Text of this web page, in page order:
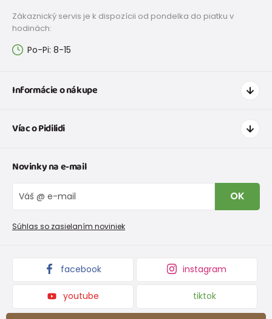
Zákaznický servis je k dispozícii od pondelka do piatku v
hodinách:
Po-Pi: 8-15
Informácie o nákupe
Doprava a platba
Tabuľka veľkostí obuvi
Vrátenie tovaru a reklamacie
Reklamačný poriadok
Víac o Pidilidi
O nás
Blog
Veľkoobchod PiDiLiDi
Kolekcie tovaru
Novinky na e-mail
OK
Súhlas so zasielaním noviniek
facebook instagram
youtube tiktok